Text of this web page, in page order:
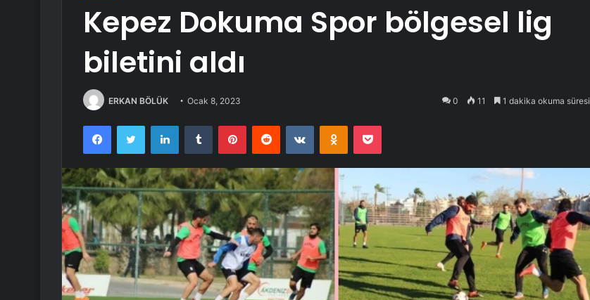
Kepez Dokuma Spor bölgesel lig
biletini aldı
ERKAN BÖLÜK Ocak 8, 2023 0 11 1 dakika okuma süresi
FacebookTwitter LinkedInTumblr PinterestReddit VKontakteOdnoklassniki
Pocket